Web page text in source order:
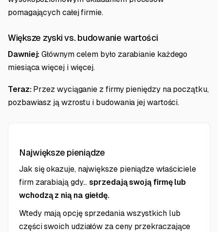
pomagających całej firmie.
Większe zyski vs. budowanie wartości
Dawniej:Głównym celem było zarabianie każdego
miesiąca więcej i więcej.
Teraz:Przez wyciąganie z firmy pieniędzy na początku,
pozbawiasz ją wzrostu i budowania jej wartości.
Największe pieniądze
Jak się okazuje, największe pieniądze właściciele
firm zarabiają gdy...sprzedają swoją firmę lub
wchodzą z nią na giełdę.
Wtedy mają opcję sprzedania wszystkich lub
części swoich udziałów za ceny przekraczające